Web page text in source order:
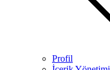
Profil